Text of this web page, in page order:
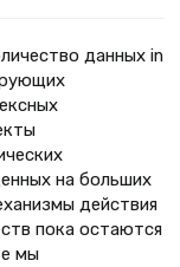
данных in
на больших
действия
пока остаются
мы